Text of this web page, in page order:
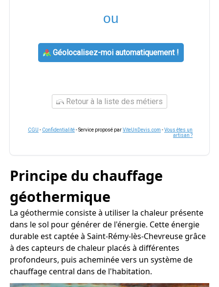
ou
Géolocalisez-moi automatiquement !
Retour à la liste des métiers
CGU - Confidentialité- Service proposé parViteUnDevis.com -Vous êtes un
artisan ?
Principe du chauffage
géothermique
La géothermie consiste à utiliser la chaleur présente
dans le sol pour générer de l'énergie. Cette énergie
durable est captée à Saint-Rémy-lès-Chevreuse grâce
à des capteurs de chaleur placés à différentes
profondeurs, puis acheminée vers un système de
chauffage central dans de l'habitation.